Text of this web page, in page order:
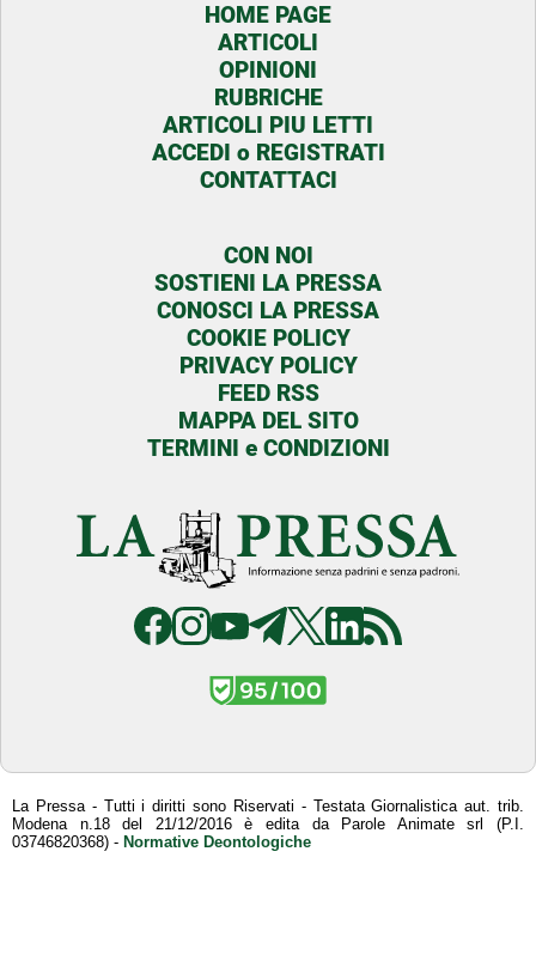
HOME PAGE
ARTICOLI
OPINIONI
RUBRICHE
ARTICOLI PIU LETTI
ACCEDI o REGISTRATI
CONTATTACI
CON NOI
SOSTIENI LA PRESSA
CONOSCI LA PRESSA
COOKIE POLICY
PRIVACY POLICY
FEED RSS
MAPPA DEL SITO
TERMINI e CONDIZIONI
La Pressa - Tutti i diritti sono Riservati - Testata Giornalistica aut. trib.
Modena n.18 del 21/12/2016 è edita da Parole Animate srl (P.I.
03746820368) - Normative Deontologiche